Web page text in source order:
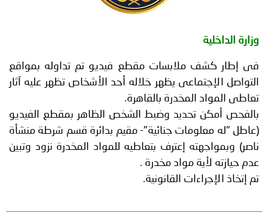
الأمانة
نحن
اتصل
بنا
وزارة الداخلية
فى إطار كشف ملابسات مقطع فيديو تم تداوله بمواقع
التواصل الإجتماعى يظهر خلاله أحد الأشخاص تظهر عليه آثار
تعاطى المواد المخدرة بالقاهرة.
بالفحص أمكن تحديد وضبط الشخص الظاهر بمقطع الفيديو
(عاطل "له معلومات جنائية"- مقيم بدائرة قسم شرطة منشأة
ناصر) وبمواجهته إعترف بتعاطيه للمواد المخدرة نزود وتبين
عدم حيازته لأية مواد مخدرة .
تم إتخاذ الإجراءات القانونية.